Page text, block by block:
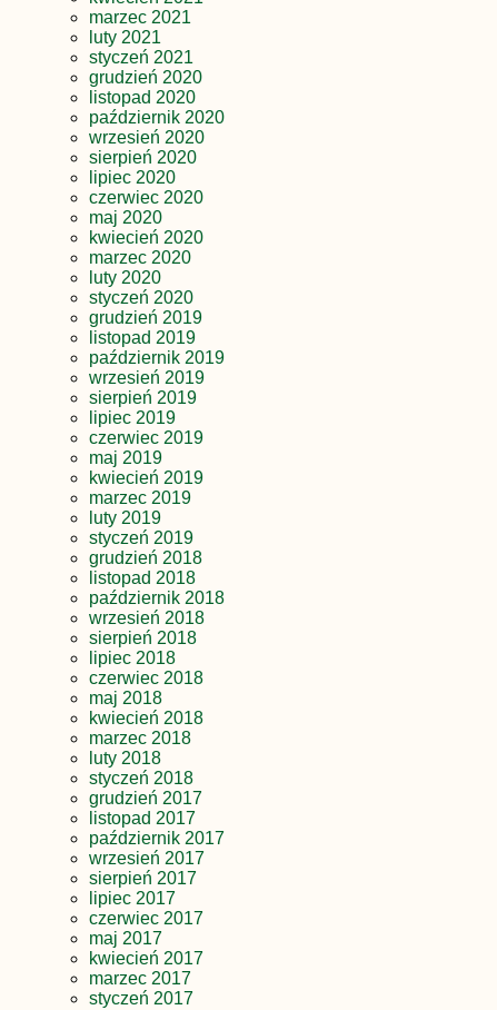
marzec 2021
luty 2021
styczeń 2021
grudzień 2020
listopad 2020
październik 2020
wrzesień 2020
sierpień 2020
lipiec 2020
czerwiec 2020
maj 2020
kwiecień 2020
marzec 2020
luty 2020
styczeń 2020
grudzień 2019
listopad 2019
październik 2019
wrzesień 2019
sierpień 2019
lipiec 2019
czerwiec 2019
maj 2019
kwiecień 2019
marzec 2019
luty 2019
styczeń 2019
grudzień 2018
listopad 2018
październik 2018
wrzesień 2018
sierpień 2018
lipiec 2018
czerwiec 2018
maj 2018
kwiecień 2018
marzec 2018
luty 2018
styczeń 2018
grudzień 2017
listopad 2017
październik 2017
wrzesień 2017
sierpień 2017
lipiec 2017
czerwiec 2017
maj 2017
kwiecień 2017
marzec 2017
styczeń 2017